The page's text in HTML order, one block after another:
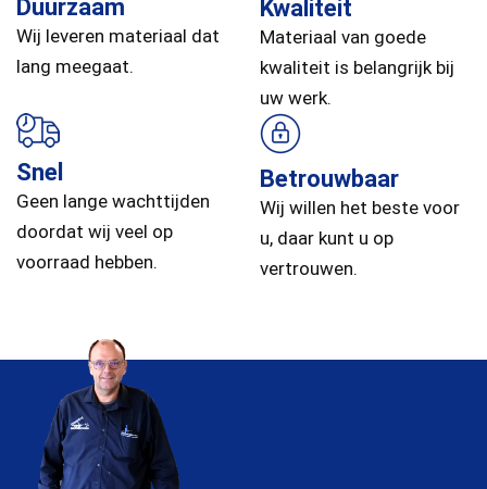
Duurzaam
Wij leveren materiaal dat
lang meegaat.
Kwaliteit
Materiaal van goede
kwaliteit is belangrijk bij
uw werk.
Snel
Geen lange wachttijden
doordat wij veel op
voorraad hebben.
Betrouwbaar
Wij willen het beste voor
u, daar kunt u op
vertrouwen.